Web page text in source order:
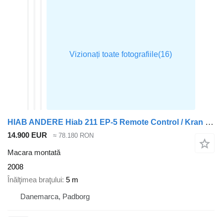
HIAB ANDERE Hiab 211 EP-5 Remote Control / Kran / Crane
14.900 EUR ≈ 78.180 RON
Macara montată
2008
Înălţimea braţului 5 m
Danemarca, Padborg